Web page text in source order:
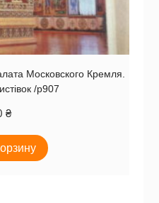
Московского Кремля.
/р907
₴